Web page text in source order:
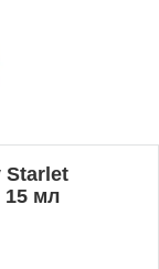
Starlet
15 мл